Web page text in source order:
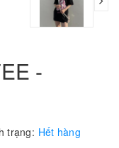
-
trạng: Hết hàng